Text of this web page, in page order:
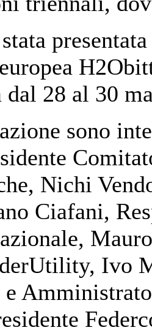
dal 28 al 30
sono
Nichi
Ciafani,
Ivo